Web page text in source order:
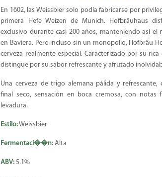
En 1602, las Weissbier solo podía fabricarse por
primera Hefe Weizen de Munich. Hofbräuhaus
exclusivo durante casi 200 años, manteniendo así el
en Baviera. Pero incluso sin un monopolio, Hofbräu
cerveza realmente especial. Caracterizado por su
distingue por su sabor refrescante y afrutado
Una cerveza de trigo alemana pálida y refrescante,
final seco, sensación en boca cremosa, con notas
levadura.
Estilo:Weissbier
Fermentaci��n: Alta
ABV: 5.1%